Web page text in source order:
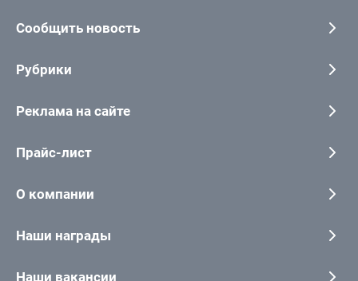
Сообщить новость
Рубрики
Реклама на сайте
Прайс-лист
О компании
Наши награды
Наши вакансии